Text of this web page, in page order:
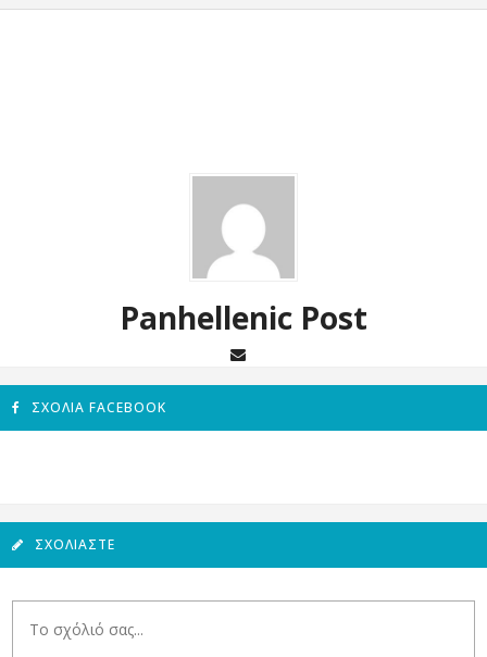
Panhellenic Post
ΣΧΌΛΙΑ FACEBOOK
ΣΧΟΛΙΆΣΤΕ